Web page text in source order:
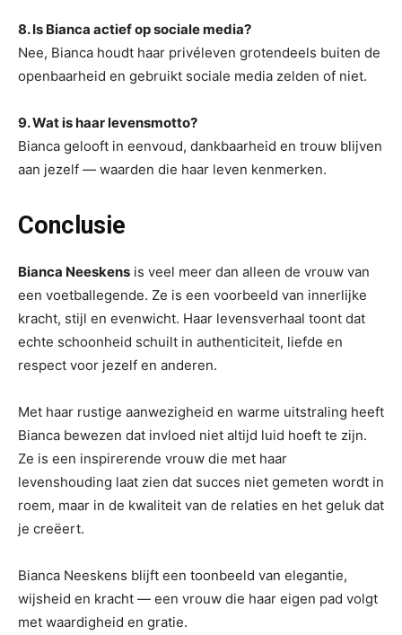
8. Is Bianca actief op sociale media?
Nee, Bianca houdt haar privéleven grotendeels buiten de
openbaarheid en gebruikt sociale media zelden of niet.
9. Wat is haar levensmotto?
Bianca gelooft in eenvoud, dankbaarheid en trouw blijven
aan jezelf — waarden die haar leven kenmerken.
Conclusie
Bianca Neeskens is veel meer dan alleen de vrouw van
een voetballegende. Ze is een voorbeeld van innerlijke
kracht, stijl en evenwicht. Haar levensverhaal toont dat
echte schoonheid schuilt in authenticiteit, liefde en
respect voor jezelf en anderen.
Met haar rustige aanwezigheid en warme uitstraling heeft
Bianca bewezen dat invloed niet altijd luid hoeft te zijn.
Ze is een inspirerende vrouw die met haar
levenshouding laat zien dat succes niet gemeten wordt in
roem, maar in de kwaliteit van de relaties en het geluk dat
je creëert.
Bianca Neeskens blijft een toonbeeld van elegantie,
wijsheid en kracht — een vrouw die haar eigen pad volgt
met waardigheid en gratie.